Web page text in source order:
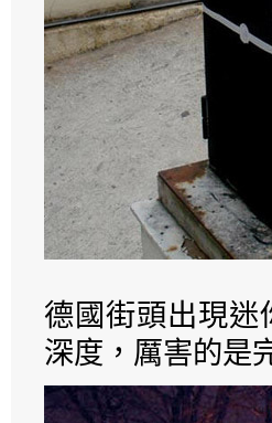
德國街頭出現迷
深度，厲害的是